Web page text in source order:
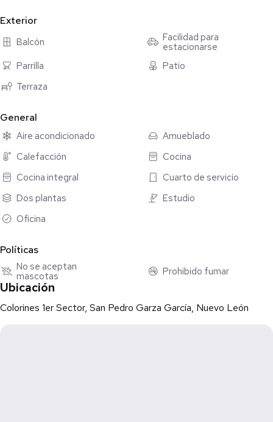
• Medio baño de visitas
• Terraza techada Área de asador y patio abierto .
• Lavandería
• Cuarto de servicio
Área privada:
• Estancia adicional con acceso a terraza
• Minisplits frío/calor
• Muros con aislamiento térmico y acústico
Ubicación:
colegios de prestigio y centros comerciales de primer nivel en
💰 Renta: $80,000 MXN (negociable)
📅 Disponibilidad: 1 mes después de firma
Exterior
Balcón
Facilidad para
estacionarse
Parrilla
Patio
Terraza
General
Aire acondicionado
Amueblado
Calefacción
Cocina
Cocina integral
Cuarto de servicio
Dos plantas
Estudio
Oficina
Políticas
No se aceptan
mascotas
Prohibido fumar
Ubicación
Colorines 1er Sector, San Pedro Garza García, Nuevo León